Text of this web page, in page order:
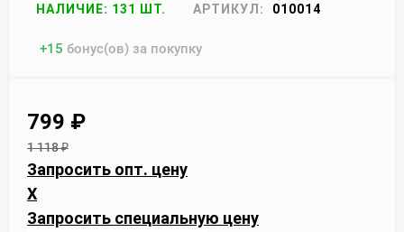
НАЛИЧИЕ: 131 ШТ. АРТИКУЛ: 010014
+15 бонус(ов) за покупку
799 ₽
1 118₽
Запросить опт. цену
X
Запросить специальную цену